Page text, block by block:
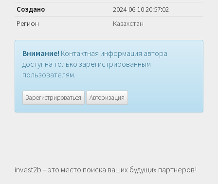
Создано
2024-06-10 20:57:02
Регион
Казахстан
Внимание! Контактная информация автора
доступна только зарегистрированным
пользователям.
Зарегистрироваться Авторизация
invest2b – это место поиска ваших будущих партнеров!